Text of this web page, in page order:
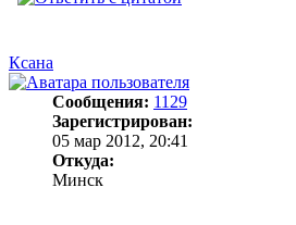
Ксана
Сообщения: 1129
Зарегистрирован:
05 мар 2012, 20:41
Откуда:
Минск